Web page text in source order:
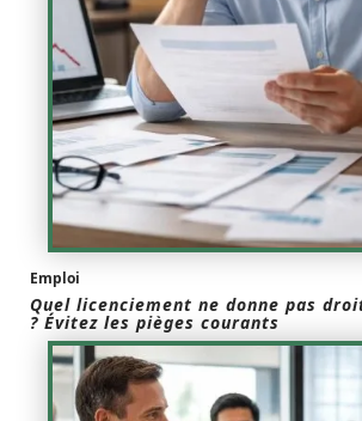
Emploi
Quel licenciement ne donne pas
? Évitez les pièges courants